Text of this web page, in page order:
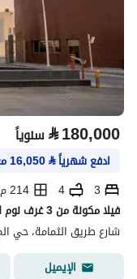
⃁180,000 سنوياً
ادفع شهرياً⃁
16,050
3
4
214 م2
فيلا مكونة من 3 غرف نوم للإيجار في المنسيه، الرياض
شارع طريق الثمامة، حي
الإيميل